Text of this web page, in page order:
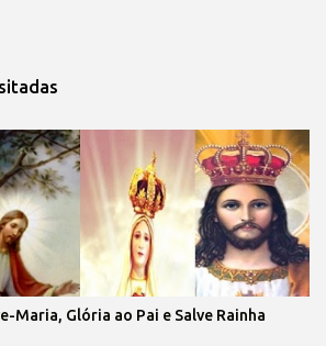
Maria, Glória ao Pai e Salve Rainha